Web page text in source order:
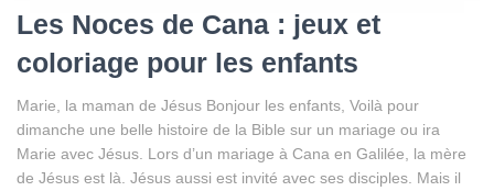
Les Noces de Cana : jeux et
coloriage pour les enfants
Marie, la maman de Jésus Bonjour les enfants, Voilà pour
dimanche une belle histoire de la Bible sur un mariage ou ira
Marie avec Jésus. Lors d’un mariage à Cana en Galilée, la mère
de Jésus est là. Jésus aussi est invité avec ses disciples. Mais il